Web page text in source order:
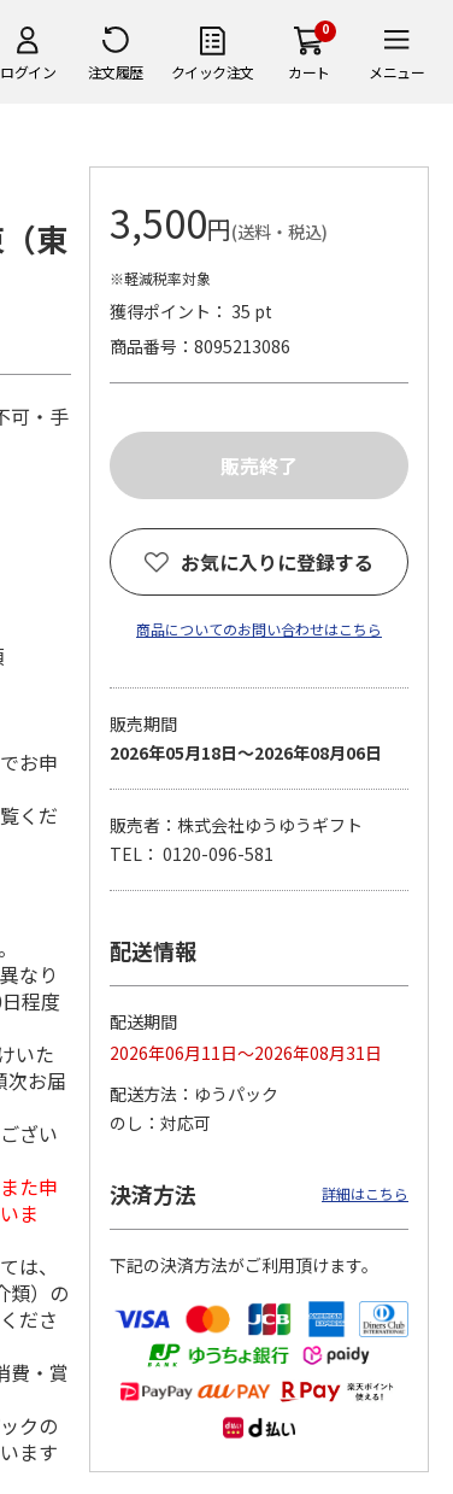
ログイン 注文履歴 クイック注文
0
カート メニュー
熟成 おいしい
そうめん 光射
円
・税込)
＜お中元＞三輪素
麺 誉 Ｂ
2,950円
三輪素麺 正倉院文
様パッケージ細麺
白髭
4,200円
(送料・税込)
東
可・手
お申
くだ
なり
程度
いた
次お届
ざい
た申
ま
は、
類）の
ださ
費・賞
クの
ます
3,500円(送料・税込)
※軽減税率対象
獲得ポイント： 35 pt
商品番号
8095213086
お気に入りに登録する
商品についてのお問い合わせはこちら
販売期間
2026年05月18日～2026年08月06日
販売者：株式会社ゆうゆうギフト
TEL： 0120-096-581
配送情報
配送期間
2026年06月11日～2026年08月31日
配送方法
ゆうパック
のし
対応可
決済方法 詳細はこちら
下記の決済方法がご利用頂けます。